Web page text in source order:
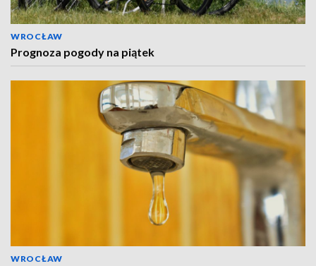
WROCŁAW
Prognoza pogody na piątek
WROCŁAW